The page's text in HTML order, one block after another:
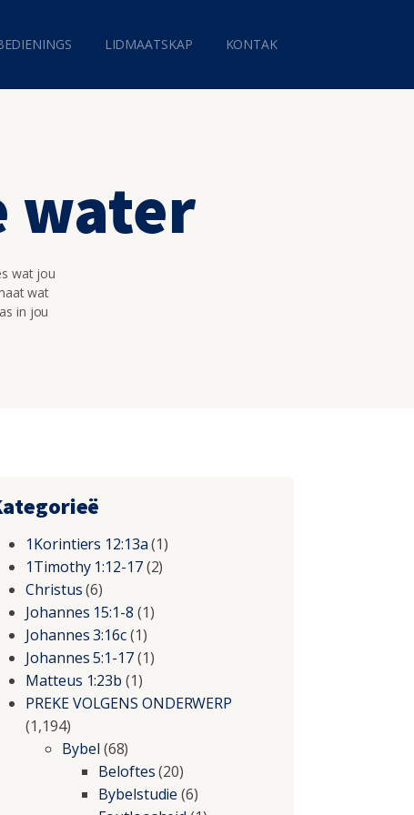
LIDMAATSKAP KONTAK
water
wat jou
wat
in jou
1Korintiers 12:13a(1)
1Timothy 1:12-17(2)
Christus(6)
Johannes 15:1-8 (1)
Johannes 3:16c(1)
Johannes 5:1-17(1)
Matteus 1:23b (1)
PREKE VOLGENS ONDERWERP
(1,194)
Bybel (68)
Beloftes(20)
Bybelstudie (6)